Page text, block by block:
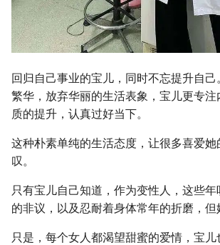
回归自己事业的宝儿，同时不忘提升自
繁华，放弃华丽的生活表象，宝儿更专
质的提升，认真过好当下。
这种朴素单纯的生活态度，让很多喜爱
叹。
只有宝儿自己知道，作为变性人，这些
的非议，以及忍耐着身体常年的折磨，但
只是，每个女人都渴望甜蜜的爱情，宝